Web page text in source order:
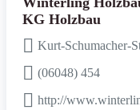
KG Holzbau
Kurt-Schumacher-
(06048) 454
http://